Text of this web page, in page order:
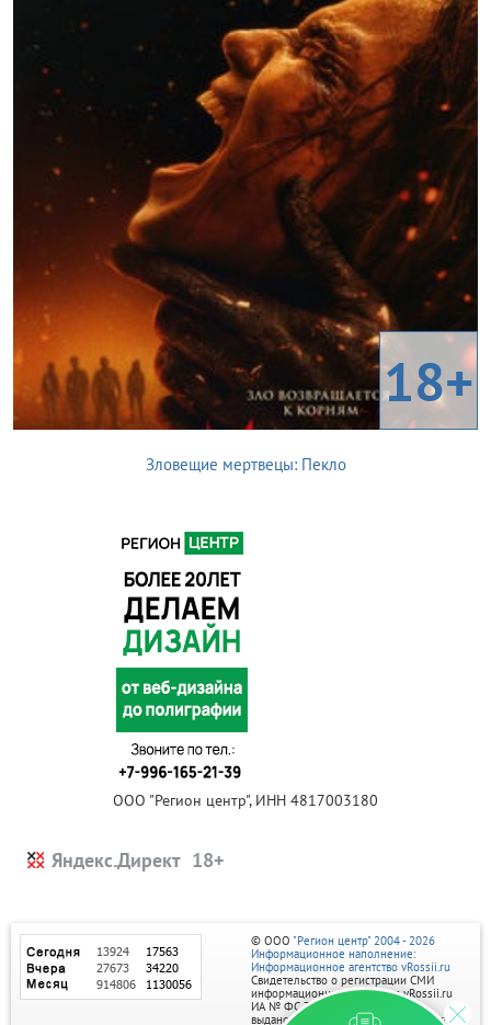
18+
Зловещие мертвецы: Пекло
ООО "Регион центр", ИНН 4817003180
Яндекс.Директ
© ООО "Регион центр" 2004 - 2026
Информационное наполнение:
Информационное агентство vRossii.ru
Свидетельство о регистрации СМИ
информационного агентства vRossii.ru
ИА № ФС 77‑35502
выдано РОСКОМНАДЗОРом 04 марта